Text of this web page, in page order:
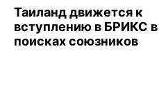
Таиланд движется к
вступлению в БРИКС в
поисках союзников